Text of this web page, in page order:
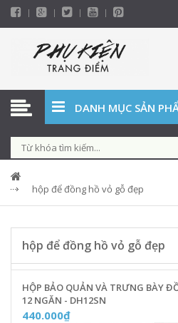
DANH MỤC SẢN
hộp để đồng hồ vỏ gỗ đẹp
hộp để đồng hồ vỏ gỗ đẹp
HỘP BẢO QUẢN VÀ TRƯNG BÀY
12 NGĂN - DH12SN
440.000₫